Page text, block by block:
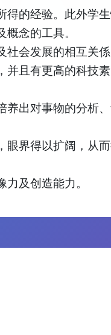
得的经验。此外学
念的工具。
社会发展的相互关
并且有更高的科技
养出对事物的分析
眼界得以扩阔，从
及创造能力。